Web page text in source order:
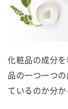
化粧品の成分
品の一つ一つ
ているのか分か